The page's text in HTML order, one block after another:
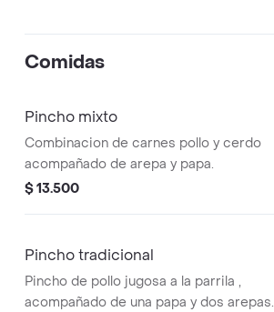
Comidas
Pincho mixto
Combinacion de carnes pollo y cerdo
acompañado de arepa y papa.
$ 13.500
Pincho tradicional
Pincho de pollo jugosa a la parrila ,
acompañado de una papa y dos arepas.